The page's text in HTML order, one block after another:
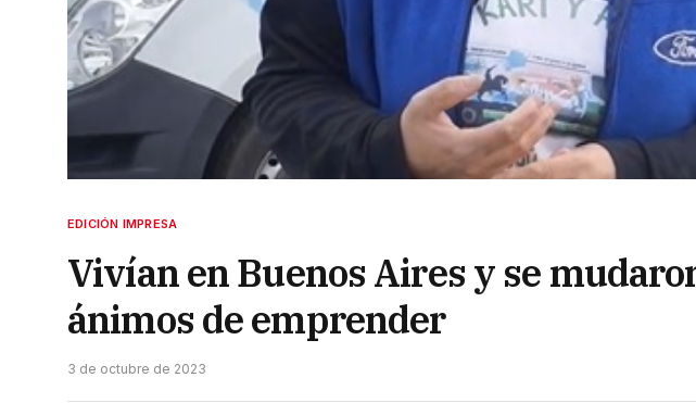
EDICIÓN IMPRESA
Vivían en Buenos Aires y se
ánimos de emprender
3 de octubre de 2023